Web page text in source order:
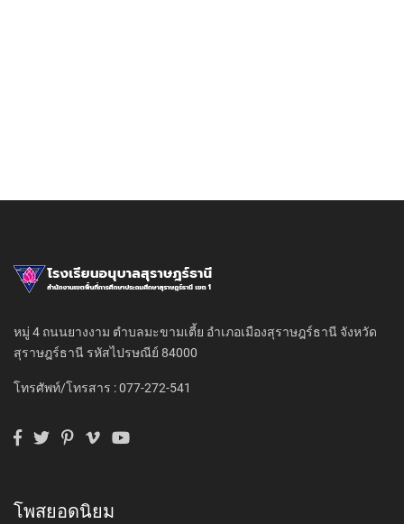
หมู่ 4 ถนนยางงาม ตำบลมะขามเตี้ย อำเภอเมืองสุราษฎร์ธานี จังหวัด
สุราษฎร์ธานี รหัสไปรษณีย์ 84000
โทรศัพท์/โทรสาร : 077-272-541
โพสยอดนิยม